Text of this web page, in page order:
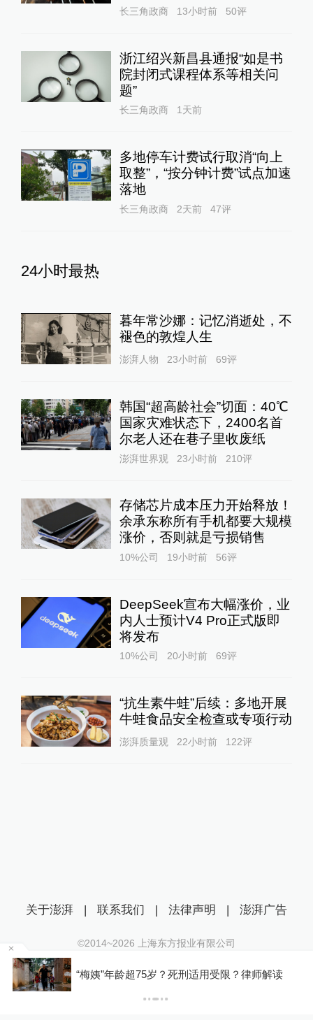
长三角政商 13小时前 50评
浙江绍兴新昌县通报“如是书
院封闭式课程体系等相关问
题”
长三角政商 1天前
多地停车计费试行取消“向上
取整”，“按分钟计费”试点加速
落地
长三角政商 2天前 47评
24小时最热
暮年常沙娜：记忆消逝处，不
褪色的敦煌人生
澎湃人物 23小时前 69评
韩国“超高龄社会”切面：40℃
国家灾难状态下，2400名首
尔老人还在巷子里收废纸
澎湃世界观 23小时前 210评
存储芯片成本压力开始释放！
余承东称所有手机都要大规模
涨价，否则就是亏损销售
10%公司 19小时前 56评
DeepSeek宣布大幅涨价，业
内人士预计V4 Pro正式版即
将发布
10%公司 20小时前 69评
“抗生素牛蛙”后续：多地开展
牛蛙食品安全检查或专项行动
澎湃质量观 22小时前 122评
“梅姨”年龄超75岁？死刑适用受限？律师解读
关于澎湃 | 联系我们 | 法律声明 | 澎湃广告
©2014~2026 上海东方报业有限公司
沪ICP证：沪B2-20170116 | 沪ICP备14003370号
互联网新闻信息服务许可证：31120170006
沪公网安备 31010602000299号